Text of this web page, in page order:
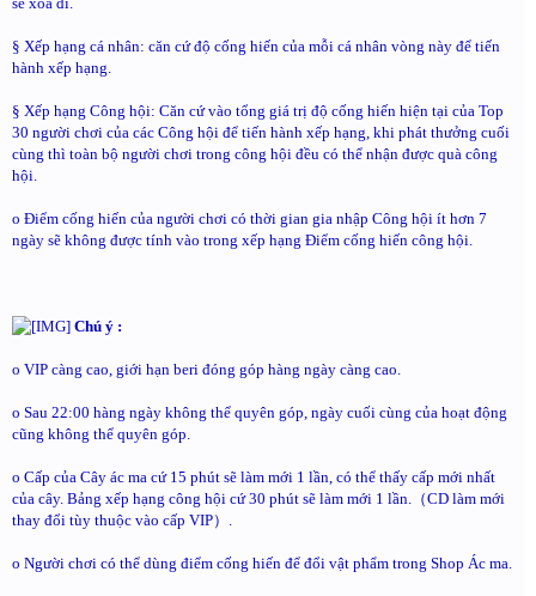
§ Xếp hạng cá nhân: căn cứ độ cống hiến của mỗi cá nhân vòng này để tiến
hành xếp hạng.
§ Xếp hạng Công hội: Căn cứ vào tổng giá trị độ cống hiến hiện tại của Top
30 người chơi của các Công hội để tiến hành xếp hạng, khi phát thưởng cuối
cùng thì toàn bộ người chơi trong công hội đều có thể nhận được quà công
hội.
o Điểm cống hiến của người chơi có thời gian gia nhập Công hội ít hơn 7
ngày sẽ không được tính vào trong xếp hạng Điểm cống hiến công hội.
Chú ý :
o VIP càng cao, giới hạn beri đóng góp hàng ngày càng cao.
o Sau 22:00 hàng ngày không thể quyên góp, ngày cuối cùng của hoạt động
cũng không thể quyên góp.
o Cấp của Cây ác ma cứ 15 phút sẽ làm mới 1 lần, có thể thấy cấp mới nhất
của cây. Bảng xếp hạng công hội cứ 30 phút sẽ làm mới 1 lần.（CD làm mới
thay đổi tùy thuộc vào cấp VIP）.
o Người chơi có thể dùng điểm cống hiến để đổi vật phẩm trong Shop Ác ma.